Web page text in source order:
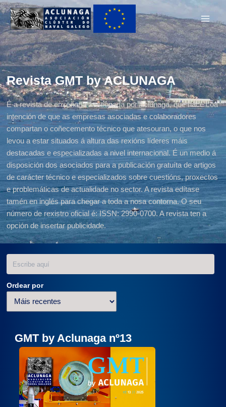
Ir
contido
Main
Revista GMT by ACLUNAGA
É a revista de enxeñaría xestionada por Aclunaga, que nace coa
intención de que as empresas asociadas e colaboradores
compartan o coñecemento técnico que atesouran, o que nos
levou a estar situados á altura das rexións líderes máis
destacadas e especializadas a nivel internacional. É un medio á
disposición dos asociados para a publicación gratuíta de artigos
de carácter técnico e especializados sobre cuestións, proxectos
e problemáticas de actualidade no sector. A revista edítase
tamén en inglés para chegar a toda a nosa contorna. O seu
número de rexistro oficial é: ISSN: 2990-0700. A revista ten a
opción de insertar publicidade.
Ordear por
GMT by Aclunaga nº13